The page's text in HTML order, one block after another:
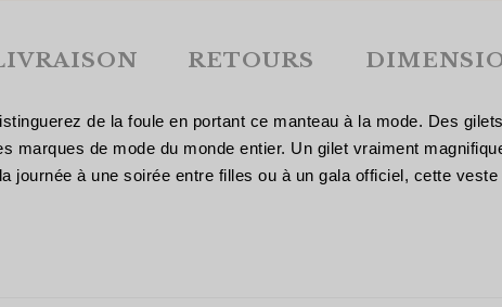
RETOURS
de la foule en portant ce manteau à la mode. Des
de mode du monde entier. Un gilet vraiment
à une soirée entre filles ou à un gala officiel, cette